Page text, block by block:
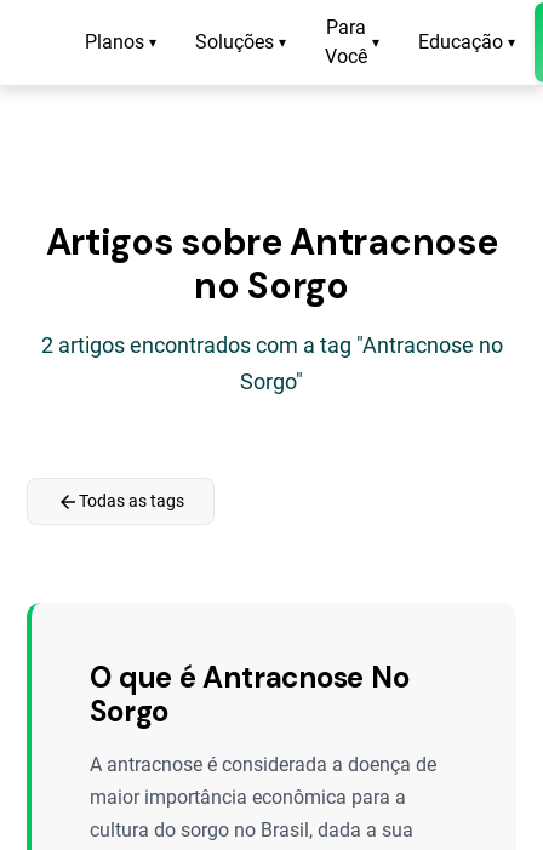
Planos ▾ Soluções ▾
Para
Você
▾ Educação ▾
Artigos sobre Antracnose
no Sorgo
2 artigos encontrados com a tag "Antracnose no
Sorgo"
arrow_backTodas as tags
O que é Antracnose No
Sorgo
A antracnose é considerada a doença de
maior importância econômica para a
cultura do sorgo no Brasil, dada a sua